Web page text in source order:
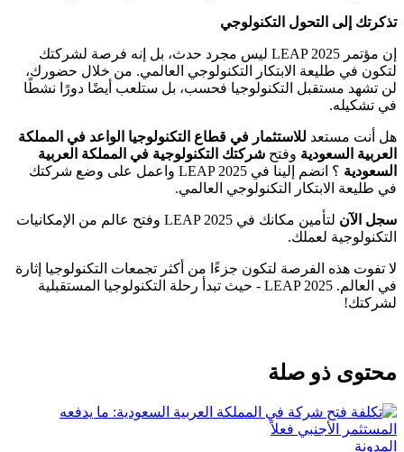
تذكرتك إلى التحول التكنولوجي
إن مؤتمر LEAP 2025 ليس مجرد حدث، بل إنه فرصة لشركتك
لتكون في طليعة الابتكار التكنولوجي العالمي. من خلال حضورك،
لن تشهد مستقبل التكنولوجيا فحسب، بل ستلعب أيضًا دورًا نشطًا
في تشكيله.
هل أنت مستعد للاستثمار في قطاع التكنولوجيا الواعد في المملكة
العربية السعودية وفتح شركتك التكنولوجية في المملكة العربية
السعودية
؟ انضم إلينا في LEAP 2025 واعمل على وضع شركتك
في طليعة الابتكار التكنولوجي العالمي.
سجل الآن
لتأمين مكانك في LEAP 2025 وفتح عالم من الإمكانيات
التكنولوجية لعملك.
لا تفوت هذه الفرصة لتكون جزءًا من أكثر تجمعات التكنولوجيا إثارة
في العالم. LEAP 2025 - حيث تبدأ رحلة التكنولوجيا المستقبلية
لشركتك!
محتوى ذو صلة
المدونة